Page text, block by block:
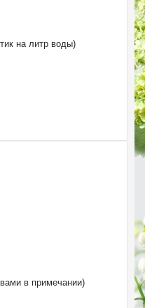
на литр воды)
в примечании)